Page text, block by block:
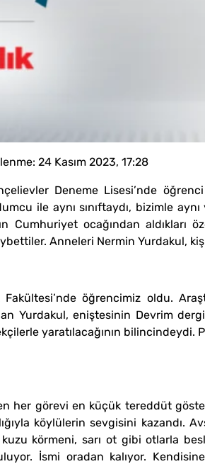
24 Kasım 2023, 17:28
Deneme Lisesi’nde
ile aynı sınıftaydı, bizimle
Cumhuriyet ocağından aldıkları
Anneleri Nermin Yurdakul,
öğrencimiz oldu.
Yurdakul, eniştesinin Devrim
yaratılacağının bilincindeydi.
her görevi en küçük tereddüt
köylülerin sevgisini kazandı.
kuzu körmeni, sarı ot gibi otlarla
İsmi oradan kalıyor.